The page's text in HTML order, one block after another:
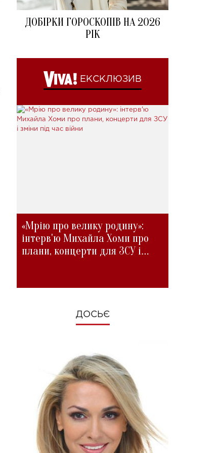
ДОБІРКИ ГОРОСКОПІВ НА 2026
РІК
ЕКСКЛЮЗИВ
«Мрію про велику родину»:
інтерв'ю Михайла Хоми про
плани, концерти для ЗСУ і
ДОСЬЄ